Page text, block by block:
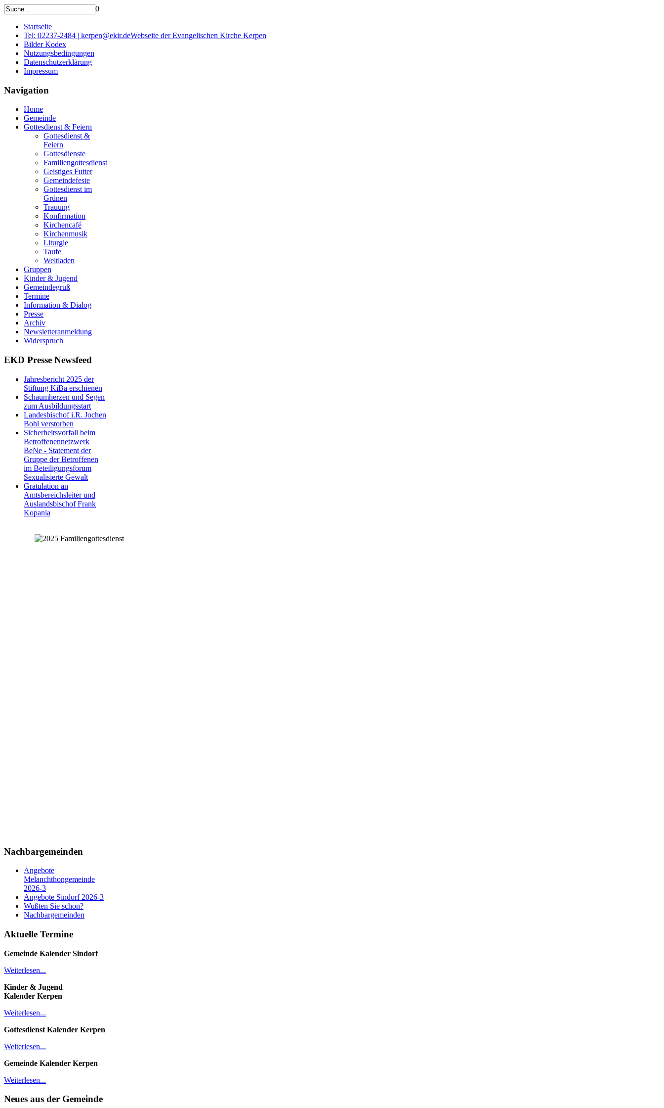
0
Startseite
Tel: 02237-2484 | kerpen@ekir.deWebseite der Evangelischen Kirche Kerpen
Bilder Kodex
Nutzungsbedingungen
Datenschutzerklärung
Impressum
Navigation
Home
Gemeinde
Gottesdienst & Feiern
Gottesdienst &
Feiern
Gottesdienste
Familiengottesdienst
Geistiges Futter
Gemeindefeste
Gottesdienst im
Grünen
Trauung
Konfirmation
Kirchencafé
Kirchenmusik
Liturgie
Taufe
Weltladen
Gruppen
Kinder & Jugend
Gemeindegruß
Termine
Information & Dialog
Presse
Archiv
Newsletteranmeldung
Widerspruch
EKD Presse Newsfeed
Jahresbericht 2025 der
Stiftung KiBa erschienen
Schaumherzen und Segen
zum Ausbildungsstart
Landesbischof i.R. Jochen
Bohl verstorben
Sicherheitsvorfall beim
Betroffenennetzwerk
BeNe - Statement der
Gruppe der Betroffenen
im Beteiligungsforum
Sexualisierte Gewalt
Gratulation an
Amtsbereichsleiter und
Auslandsbischof Frank
Kopania
Nachbargemeinden
Angebote
Melanchthongemeinde
2026-3
Angebote Sindorf 2026-3
Wußten Sie schon?
Nachbargemeinden
Aktuelle Termine
Gemeinde Kalender Sindorf
Weiterlesen...
Kinder & Jugend
Kalender Kerpen
Weiterlesen...
Gottesdienst Kalender Kerpen
Weiterlesen...
Gemeinde Kalender Kerpen
Weiterlesen...
Neues aus der Gemeinde